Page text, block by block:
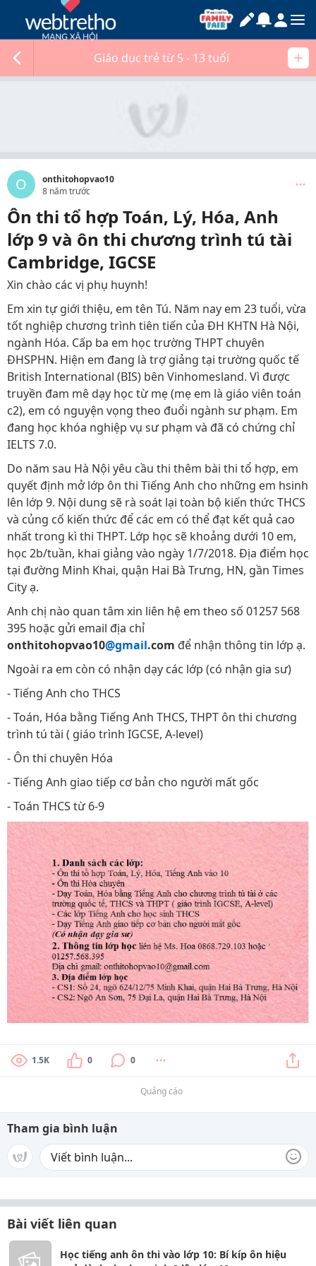
Giáo dục trẻ từ 5 - 13 tuổi
O
onthitohopvao10
8 năm trước
Ôn thi tổ hợp Toán, Lý, Hóa, Anh
lớp 9 và ôn thi chương trình tú tài
Cambridge, IGCSE
Xin chào các vị phụ huynh!
Em xin tự giới thiệu, em tên Tú. Năm nay em 23 tuổi, vừa
tốt nghiệp chương trình tiên tiến của ĐH KHTN Hà Nội,
ngành Hóa. Cấp ba em học trường THPT chuyên
ĐHSPHN. Hiện em đang là trợ giảng tại trường quốc tế
British International (BIS) bên Vinhomesland. Vì được
truyền đam mê dạy học từ mẹ (mẹ em là giáo viên toán
c2), em có nguyện vọng theo đuổi ngành sư phạm. Em
đang học khóa nghiệp vụ sư phạm và đã có chứng chỉ
IELTS 7.0.
Do năm sau Hà Nội yêu cầu thi thêm bài thi tổ hợp, em
quyết định mở lớp ôn thi Tiếng Anh cho những em hsinh
lên lớp 9. Nội dung sẽ rà soát lại toàn bộ kiến thức THCS
và củng cố kiến thức để các em có thể đạt kết quả cao
nhất trong kì thi THPT. Lớp học sẽ khoảng dưới 10 em,
học 2b/tuần, khai giảng vào ngày 1/7/2018. Địa điểm học
tại đường Minh Khai, quận Hai Bà Trưng, HN, gần Times
City ạ.
Anh chị nào quan tâm xin liên hệ em theo số 01257 568
395 hoặc gửi email địa chỉ
onthitohopvao10@gmail.com để nhận thông tin lớp ạ.
Ngoài ra em còn có nhận dạy các lớp (có nhận gia sư)
- Tiếng Anh cho THCS
- Toán, Hóa bằng Tiếng Anh THCS, THPT ôn thi chương
trình tú tài ( giáo trình IGCSE, A-level)
- Ôn thi chuyên Hóa
- Tiếng Anh giao tiếp cơ bản cho người mất gốc
- Toán THCS từ 6-9
1.5K 0 0
Quảng cáo
Tham gia bình luận
Bài viết liên quan
Học tiếng anh ôn thi vào lớp 10: Bí kíp ôn hiệu